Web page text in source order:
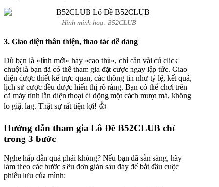
Hình minh hoạ: B52CLUB
3. Giao diện thân thiện, thao tác dễ dàng
Dù bạn là «lính mới» hay «cao thủ», chỉ cần vài cú click
chuột là bạn đã có thể tham gia đặt cược ngay lập tức. Giao
diện được thiết kế trực quan, các thông tin như tỷ lệ, kết quả,
lịch sử cược đều được hiển thị rõ ràng. Bạn có thể chơi trên
cả máy tính lẫn điện thoại di động một cách mượt mà, không
lo giật lag. Thật sự rất tiện lợi! 👍
Hướng dẫn tham gia Lô Đề B52CLUB chỉ
trong 3 bước
Nghe hấp dẫn quá phải không? Nếu bạn đã sẵn sàng, hãy
làm theo các bước siêu đơn giản sau đây để bắt đầu cuộc
phiêu lưu của mình: